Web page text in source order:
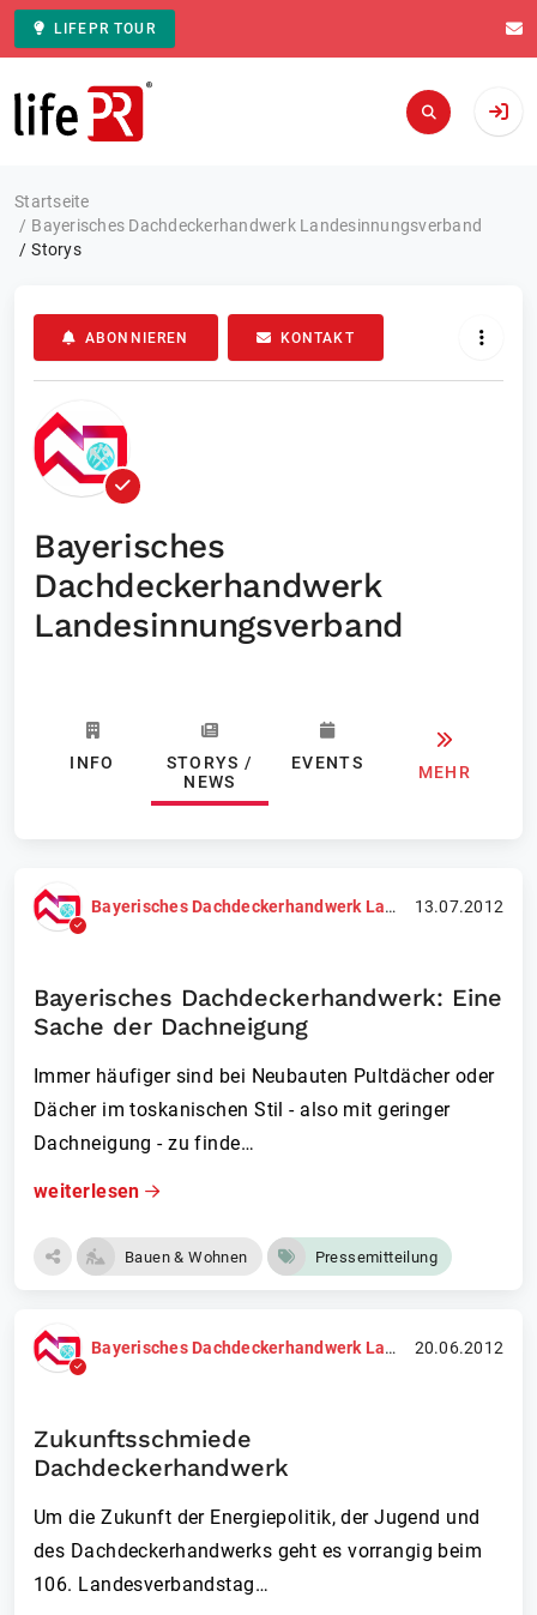
LIFEPR TOUR
Zur Startseite
Startseite
Bayerisches Dachdeckerhandwerk Landesinnungsverband
Storys
ABONNIEREN KONTAKT
Bayerisches
Dachdeckerhandwerk
Landesinnungsverband
INFO
STORYS /
NEWS
EVENTS MEHR
Bayerisches Dachdeckerhandwerk Landesinnungsverband 13.07.2012
Bayerisches Dachdeckerhandwerk: Eine
Sache der Dachneigung
Immer häufiger sind bei Neubauten Pultdächer oder
Dächer im toskanischen Stil - also mit geringer
Dachneigung - zu finde…
weiterlesen
Bauen & Wohnen Pressemitteilung
Bayerisches Dachdeckerhandwerk Landesinnungsverband 20.06.2012
Zukunftsschmiede
Dachdeckerhandwerk
Um die Zukunft der Energiepolitik, der Jugend und
des Dachdeckerhandwerks geht es vorrangig beim
106. Landesverbandstag…